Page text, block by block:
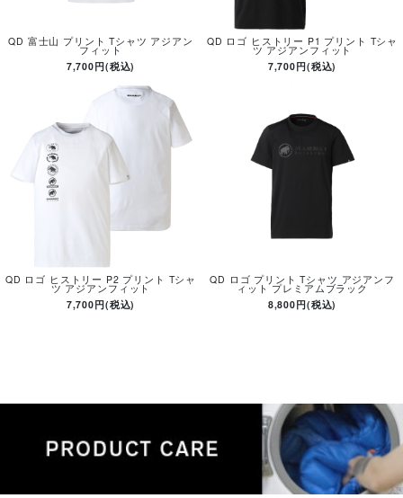
QD 富士山 プリント Tシャツ アジアン
フィット
7,700円(税込)
QD ロゴ ヒストリー P1 プリント Tシャ
ツ アジアンフィット
7,700円(税込)
QD ロゴ ヒストリー P2 プリント Tシャ
ツ アジアンフィット
7,700円(税込)
QD ロゴ プリント Tシャツ アジアンフ
ィット プレミアムブラック
8,800円(税込)